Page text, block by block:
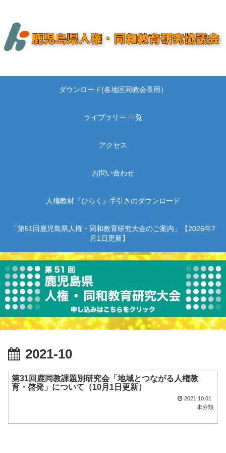
ダウンロード(各地区同教会長用）
ライブラリー 一覧
アクセス
お問い合わせ
人権教材『ひらく』手引きのダウンロード
「第51回鹿児島県人権・同和教育研究大会のご案内」【2026年7
月1日更新】
2021-10
第31回鹿同教課題別研究会「地域とつながる人権教
育・啓発」について（10月1日更新）
2021.10.01
未分類